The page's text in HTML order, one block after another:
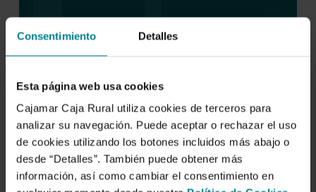
Consentimiento Detalles
Esta página web usa cookies
Cajamar Caja Rural utiliza cookies de terceros para
analizar su navegación. Puede aceptar o rechazar el uso
de cookies utilizando los botones incluidos más abajo o
desde “Detalles”. También puede obtener más
información, así como cambiar el consentimiento en
Descargar